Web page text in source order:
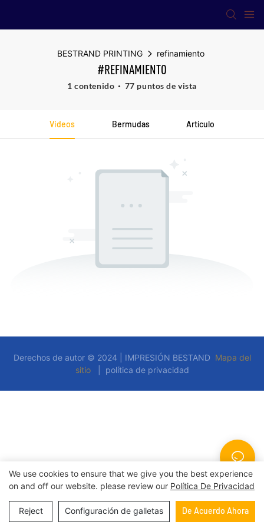
BESTRAND PRINTING refinamiento
#REFINAMIENTO
1 contenido 77 puntos de vista
Videos Bermudas Artículo
Derechos de autor © 2024 | IMPRESIÓN BESTAND Mapa del
sitio
política de privacidad
We use cookies to ensure that we give you the best experience
on and off our website. please review our Política De Privacidad
Reject Configuración de galletas De Acuerdo Ahora